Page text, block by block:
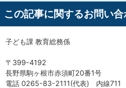
この記事に関するお問い
子ども課 教育総務係
〒399-4192
長野県駒ヶ根市赤須町20番1号
電話 0265-83-2111(代表) 内線711